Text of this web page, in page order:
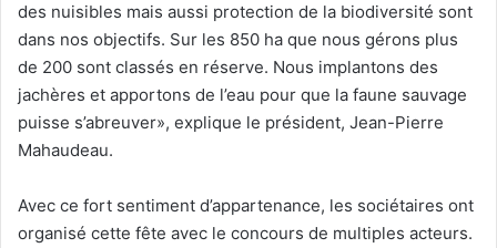
des nuisibles mais aussi protection de la biodiversité sont
dans nos objectifs. Sur les 850 ha que nous gérons plus
de 200 sont classés en réserve. Nous implantons des
jachères et apportons de l’eau pour que la faune sauvage
puisse s’abreuver», explique le président, Jean-Pierre
Mahaudeau.
Avec ce fort sentiment d’appartenance, les sociétaires ont
organisé cette fête avec le concours de multiples acteurs.